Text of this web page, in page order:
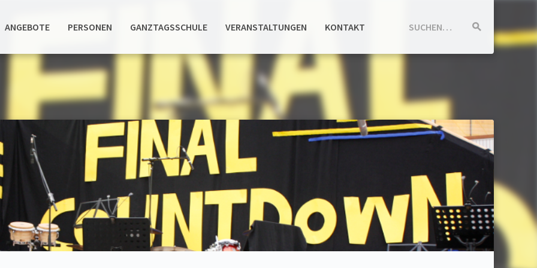
SUCHEN…
Suche
starten
ANGEBOTE PERSONEN GANZTAGSSCHULE VERANSTALTUNGEN KONTAKT